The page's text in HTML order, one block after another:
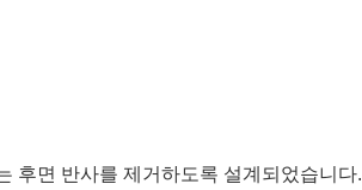
면 반사를 제거하도록 설계되었습니